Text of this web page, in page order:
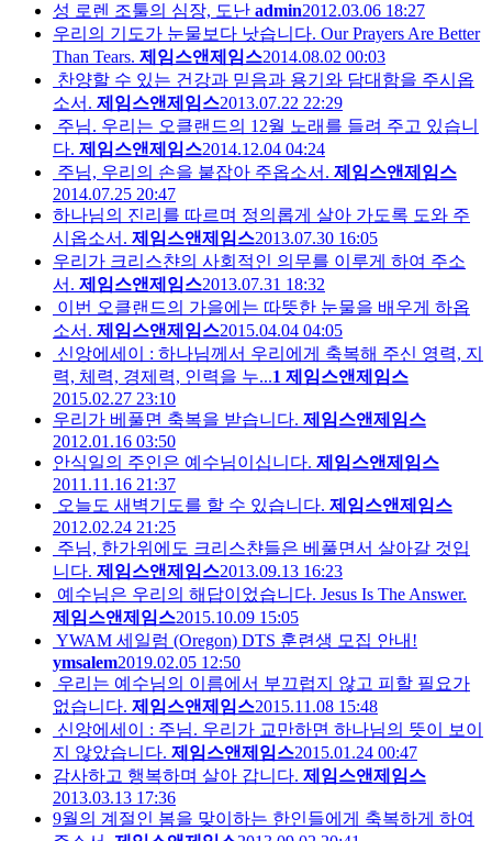
성 로렌 조툴의 심장, 도난 admin2012.03.06 18:27
우리의 기도가 눈물보다 낫습니다. Our Prayers Are Better
Than Tears. 제임스앤제임스2014.08.02 00:03
찬양할 수 있는 건강과 믿음과 용기와 담대함을 주시옵
소서. 제임스앤제임스2013.07.22 22:29
주님. 우리는 오클랜드의 12월 노래를 들려 주고 있습니
다. 제임스앤제임스2014.12.04 04:24
주님, 우리의 손을 붙잡아 주옵소서. 제임스앤제임스
2014.07.25 20:47
하나님의 진리를 따르며 정의롭게 살아 가도록 도와 주
시옵소서. 제임스앤제임스2013.07.30 16:05
우리가 크리스챤의 사회적인 의무를 이루게 하여 주소
서. 제임스앤제임스2013.07.31 18:32
이번 오클랜드의 가을에는 따뜻한 눈물을 배우게 하옵
소서. 제임스앤제임스2015.04.04 04:05
신앙에세이 : 하나님께서 우리에게 축복해 주신 영력, 지
력, 체력, 경제력, 인력을 누...1 제임스앤제임스
2015.02.27 23:10
우리가 베풀면 축복을 받습니다. 제임스앤제임스
2012.01.16 03:50
안식일의 주인은 예수님이십니다. 제임스앤제임스
2011.11.16 21:37
오늘도 새벽기도를 할 수 있습니다. 제임스앤제임스
2012.02.24 21:25
주님, 한가위에도 크리스챤들은 베풀면서 살아갈 것입
니다. 제임스앤제임스2013.09.13 16:23
예수님은 우리의 해답이었습니다. Jesus Is The Answer.
제임스앤제임스2015.10.09 15:05
YWAM 세일럼 (Oregon) DTS 훈련생 모집 안내!
ymsalem2019.02.05 12:50
우리는 예수님의 이름에서 부끄럽지 않고 피할 필요가
없습니다. 제임스앤제임스2015.11.08 15:48
신앙에세이 : 주님. 우리가 교만하면 하나님의 뜻이 보이
지 않았습니다. 제임스앤제임스2015.01.24 00:47
감사하고 행복하며 살아 갑니다. 제임스앤제임스
2013.03.13 17:36
9월의 계절인 봄을 맞이하는 한인들에게 축복하게 하여